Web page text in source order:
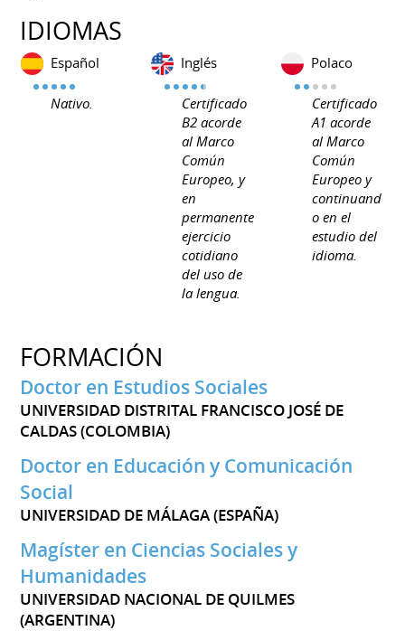
IDIOMAS
Español
Nativo.
Inglés
Certificado
B2 acorde
al Marco
Común
Europeo, y
en
permanente
ejercicio
cotidiano
del uso de
la lengua.
Polaco
Certificado
A1 acorde
al Marco
Común
Europeo y
continuand
o en el
estudio del
idioma.
FORMACIÓN
Doctor en Estudios Sociales
UNIVERSIDAD DISTRITAL FRANCISCO JOSÉ DE
CALDAS (COLOMBIA)
Doctor en Educación y Comunicación
Social
UNIVERSIDAD DE MÁLAGA (ESPAÑA)
Magíster en Ciencias Sociales y
Humanidades
UNIVERSIDAD NACIONAL DE QUILMES
(ARGENTINA)